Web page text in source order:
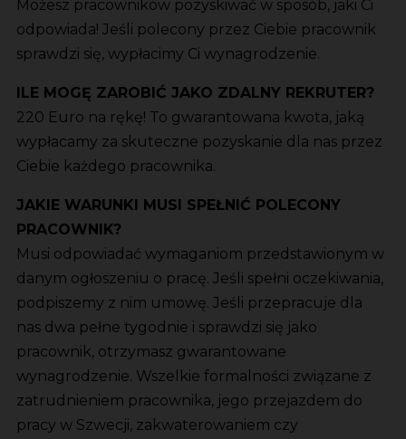
Możesz pracowników pozyskiwać w sposób, jaki Ci
odpowiada! Jeśli polecony przez Ciebie pracownik
sprawdzi się, wypłacimy Ci wynagrodzenie.
ILE MOGĘ ZAROBIĆ JAKO ZDALNY REKRUTER?
220 Euro na rękę! To gwarantowana kwota, jaką
wypłacamy za skuteczne pozyskanie dla nas przez
Ciebie każdego pracownika.
JAKIE WARUNKI MUSI SPEŁNIĆ POLECONY
PRACOWNIK?
Musi odpowiadać wymaganiom przedstawionym w
danym ogłoszeniu o pracę. Jeśli spełni oczekiwania,
podpiszemy z nim umowę. Jeśli przepracuje dla
nas dwa pełne tygodnie i sprawdzi się jako
pracownik, otrzymasz gwarantowane
wynagrodzenie. Wszelkie formalności związane z
zatrudnieniem pracownika, jego przejazdem do
pracy w Szwecji, zakwaterowaniem czy